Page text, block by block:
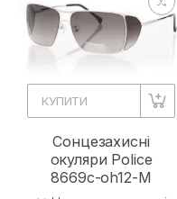
КУПИТИ
Сонцезахисні
окуляри Police
8669c-oh12-M